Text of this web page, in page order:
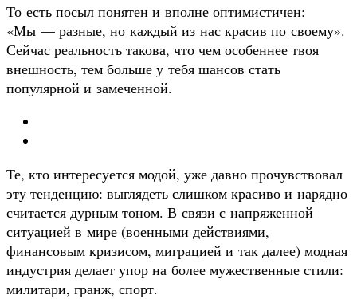
То есть посыл понятен и вполне оптимистичен:
«Мы — разные, но каждый из нас красив по своему».
Сейчас реальность такова, что чем особеннее твоя
внешность, тем больше у тебя шансов стать
популярной и замеченной.
Те, кто интересуется модой, уже давно прочувствовал
эту тенденцию: выглядеть слишком красиво и нарядно
считается дурным тоном. В связи с напряженной
ситуацией в мире (военными действиями,
финансовым кризисом, миграцией и так далее) модная
индустрия делает упор на более мужественные стили:
милитари, гранж, спорт.